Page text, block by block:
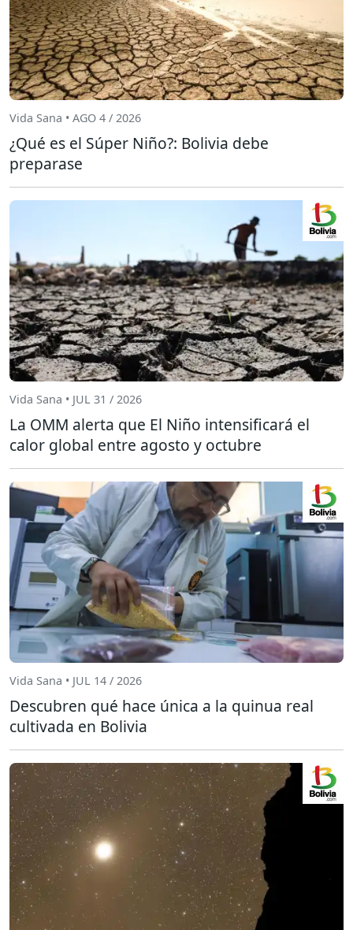
Vida Sana • AGO 4 / 2026
¿Qué es el Súper Niño?: Bolivia debe
preparase
Vida Sana • JUL 31 / 2026
La OMM alerta que El Niño intensificará el
calor global entre agosto y octubre
Vida Sana • JUL 14 / 2026
Descubren qué hace única a la quinua real
cultivada en Bolivia